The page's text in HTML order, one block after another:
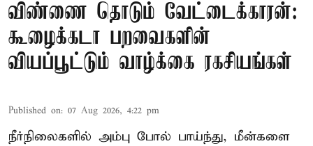
விண்ணை தொடும் வேட்டைக்காரன்:
கூழைக்கடா பறவைகளின்
வியப்பூட்டும் வாழ்க்கை ரகசியங்கள்
Published on: 07 Aug 2026, 4:22 pm
நீர்நிலைகளில் அம்பு போல் பாய்ந்து, மீன்களை